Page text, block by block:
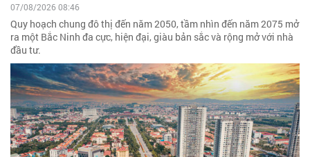
07/08/2026 08:46
Quy hoạch chung đô thị đến năm 2050, tầm nhìn đến năm 2075 mở
ra một Bắc Ninh đa cực, hiện đại, giàu bản sắc và rộng mở với nhà
đầu tư.